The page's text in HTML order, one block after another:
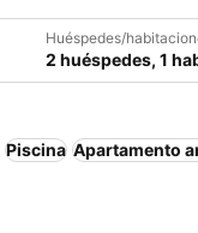
Huéspedes/
2 huéspedes, 1
Piscina Apartamento